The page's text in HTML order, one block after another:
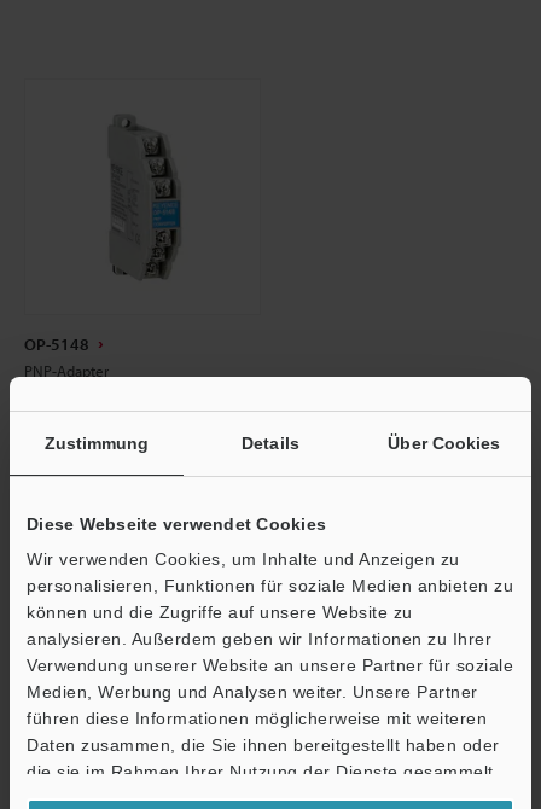
Zustimmung Details Über Cookies
Diese Webseite verwendet Cookies
Wir verwenden Cookies, um Inhalte und Anzeigen zu
personalisieren, Funktionen für soziale Medien anbieten zu
können und die Zugriffe auf unsere Website zu
analysieren. Außerdem geben wir Informationen zu Ihrer
Verwendung unserer Website an unsere Partner für soziale
Medien, Werbung und Analysen weiter. Unsere Partner
führen diese Informationen möglicherweise mit weiteren
Daten zusammen, die Sie ihnen bereitgestellt haben oder
die sie im Rahmen Ihrer Nutzung der Dienste gesammelt
haben.
OP-5148
PNP-Adapter
Abmessungen
Handbücher
Technische Leitfäden
Datenblatt (PDF)
CAD / CAE
Support